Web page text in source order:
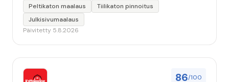
lähtönsä jälkeen.”
Peltikaton maalaus
Tiilikaton pinnoitus
Julkisivumaalaus
Päivitetty 5.8.2026
86/100